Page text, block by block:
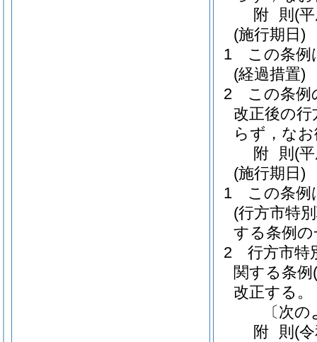
附 則 (
(施行期日)
1
この条例
(経過措置)
2
この条例
改正後の
らず，な
附 則 (
(施行期日)
1
この条例
(行方市特
する条例の
2
行方市特
関する条例
改正する。
〔次
附 則 (